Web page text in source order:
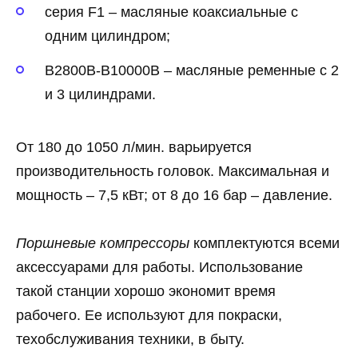
серия F1 – масляные коаксиальные с
одним цилиндром;
B2800B-B10000B – масляные ременные с 2
и 3 цилиндрами.
От 180 до 1050 л/мин. варьируется
производительность головок. Максимальная и
мощность – 7,5 кВт; от 8 до 16 бар – давление.
Поршневые компрессоры комплектуются всеми
аксессуарами для работы. Использование
такой станции хорошо экономит время
рабочего. Ее используют для покраски,
техобслуживания техники, в быту.